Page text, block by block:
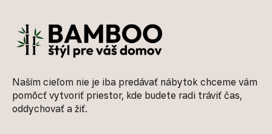
Naším cieľom nie je iba predávať nábytok chceme vám
pomôcť vytvoriť priestor, kde budete radi tráviť čas,
oddychovať a žiť.